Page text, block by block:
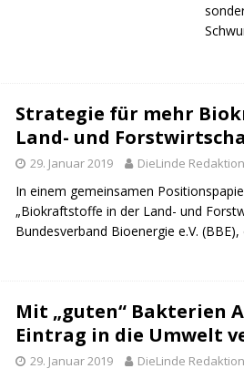
Strategie für mehr
Land- und
29. Januar 2019 DieLinde Redaktion
In einem gemeinsamen
„Biokraftstoffe in der Land- und
Bundesverband Bioenergie e.V.
Mit „guten“ Bakterien
Eintrag in die Umwelt
29. Januar 2019 DieLinde Redaktion